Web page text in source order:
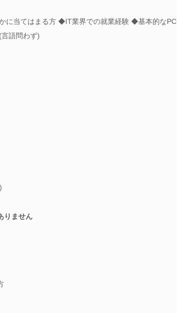
に当てはまる方 ◆IT業界での就業経験 ◆基本的なPC
語問わず)
りません